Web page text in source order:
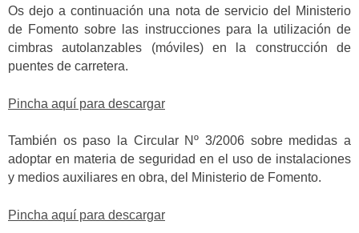
Os dejo a continuación una nota de servicio del Ministerio
de Fomento sobre las instrucciones para la utilización de
cimbras autolanzables (móviles) en la construcción de
puentes de carretera.
Pincha aquí para descargar
También os paso la Circular Nº 3/2006 sobre medidas a
adoptar en materia de seguridad en el uso de instalaciones
y medios auxiliares en obra, del Ministerio de Fomento.
Pincha aquí para descargar